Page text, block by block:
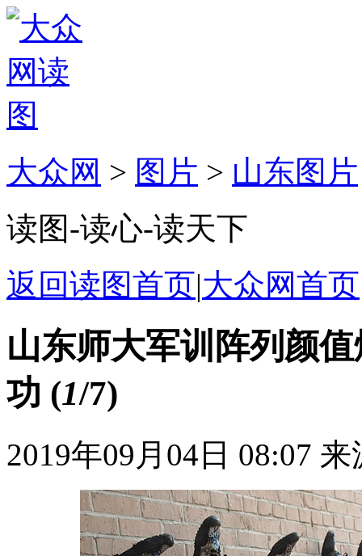
大众网 > 图片 > 山东图片
读图-读心-读天下
返回读图首页|大众网首页
山东师大军训阵列颜
功 (1/7)
2019年09月04日 08:07 来